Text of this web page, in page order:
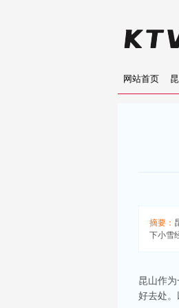
网站首页
摘要：
下小雪
昆山作
好去处。